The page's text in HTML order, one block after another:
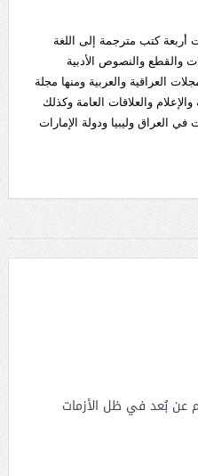
كتب مترجمة إلى اللغة
والقطع والنصوص الأدبية
العراقية والعربية ومنها مجلة
والعلاقات العامة وكذلك
العراق وليبيا ودولة الإمارات
عن بُعد في ظل الأزمات